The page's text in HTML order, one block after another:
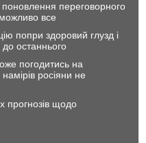
переговорного
все
попри здоровий глузд і
останнього
погодитись на
росіяни не
прогнозів щодо